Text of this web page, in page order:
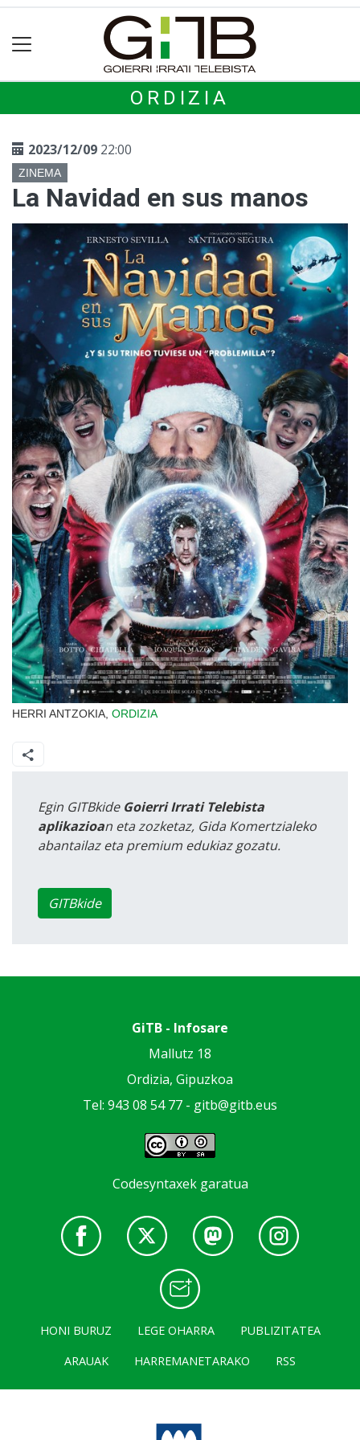
ORDIZIA
2023/12/09 22:00
ZINEMA
La Navidad en sus manos
HERRI ANTZOKIA, ORDIZIA
Egin GITBkide Goierri Irrati Telebista
aplikazioan eta zozketaz, Gida Komertzialeko
abantailaz eta premium edukiaz gozatu.
GITBkide
GiTB - Infosare
Mallutz 18
Ordizia, Gipuzkoa
Tel: 943 08 54 77 - gitb@gitb.eus
Codesyntaxek garatua
HONI BURUZ LEGE OHARRA
PUBLIZITATEA
ARAUAK
HARREMANETARAKO RSS